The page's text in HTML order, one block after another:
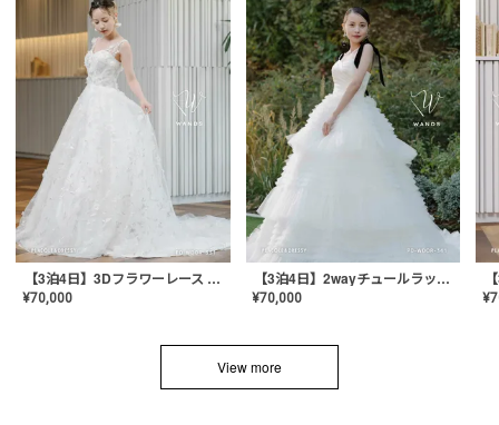
【3泊4日】3Dフラワーレース ドレス〈PD-WDOR-331〉
¥70,000
【3泊4日】2wayチュールラッフルドレス〈PD-WDOR-341RTL〉
¥70,000 ¥
View more